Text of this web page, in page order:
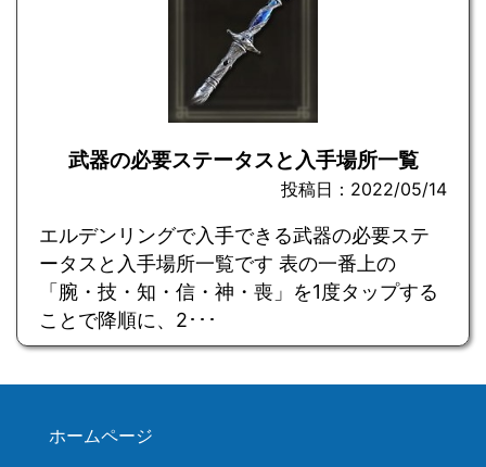
武器の必要ステータスと入手場所一覧
投稿日：2022/05/14
エルデンリングで入手できる武器の必要ステ
ータスと入手場所一覧です 表の一番上の
「腕・技・知・信・神・喪」を1度タップする
ことで降順に、2･･･
ホームページ